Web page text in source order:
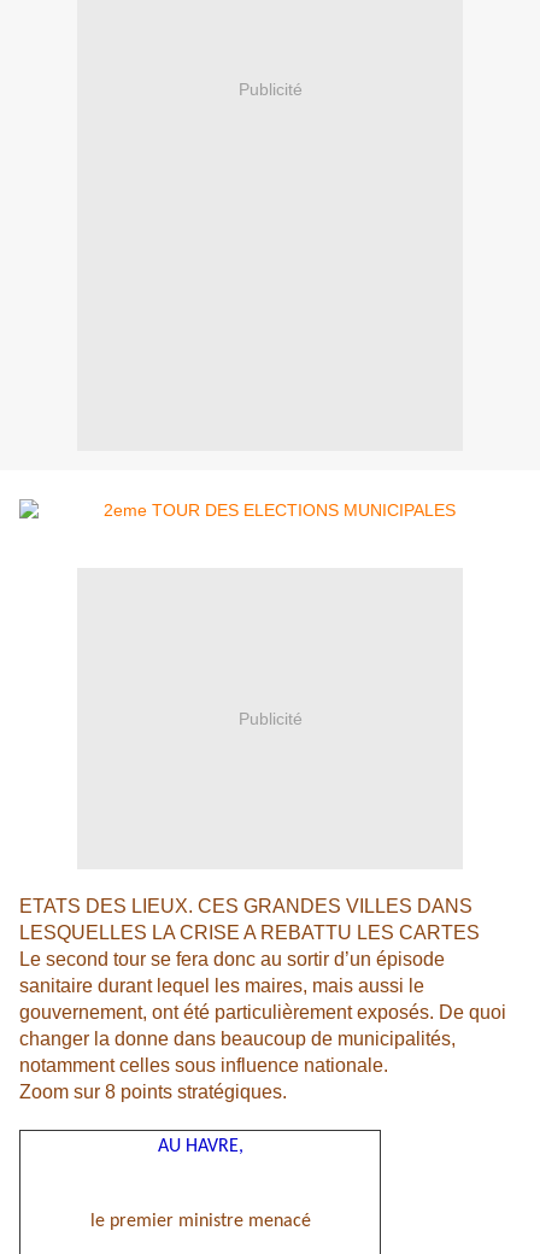
Publicité
Publicité
ETATS DES LIEUX. CES GRANDES VILLES DANS
LESQUELLES LA CRISE A REBATTU LES CARTES
Le second tour se fera donc au sortir d’un épisode
sanitaire durant lequel les maires, mais aussi le
gouvernement, ont été particulièrement exposés. De quoi
changer la donne dans beaucoup de municipalités,
notamment celles sous influence nationale.
Zoom sur 8 points stratégiques.
AU HAVRE,
le premier ministre menacé